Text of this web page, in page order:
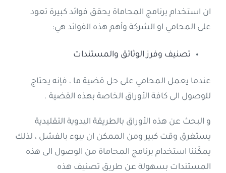
ان استخدام برنامج المحاماة يحقق فوائد كبيرة تعود
على المحامي او الشركة وأهم هذه الفوائد هي:
تصنيف وفرز الوثائق والمستندات
عندما يعمل المحامي على حل قضية ما ، فإنه يحتاج
للوصول الى كافة الأوراق الخاصة بهذه القضية .
و البحث عن هذه الأوراق بالطريقة اليدوية التقليدية
يستغرق وقت كبير ومن الممكن ان يبوء بالفشل ، لذلك
يمكًننا استخدام برنامج المحاماة من الوصول الى هذه
المستندات بسهولة عن طريق تصنيف هذه